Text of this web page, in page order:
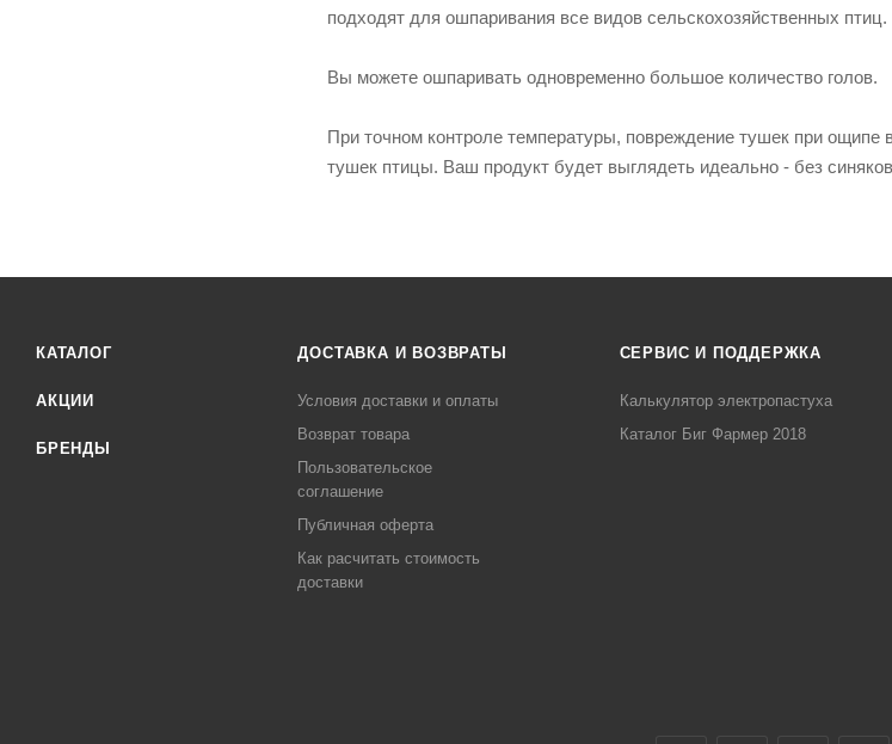
подходят для ошпаривания все видов сельскохозяйственных птиц.
Вы можете ошпаривать одновременно большое количество голов.
При точном контроле температуры, повреждение тушек при
тушек птицы. Ваш продукт будет выглядеть идеально - без
КАТАЛОГ
АКЦИИ
БРЕНДЫ
ДОСТАВКА И ВОЗВРАТЫ
Условия доставки и оплаты
Возврат товара
Пользовательское
соглашение
Публичная оферта
Как расчитать стоимость
доставки
СЕРВИС И ПОДДЕРЖКА
Калькулятор электропастуха
Каталог Биг Фармер 2018